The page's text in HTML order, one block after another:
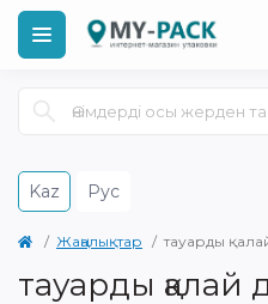
Kaz Рус
Жаңалықтар тауарды
тауарды қалай